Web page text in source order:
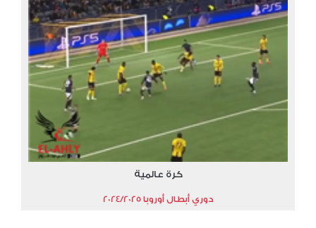
كرة عالمية
دوري أبطال أوروبا 2024/2025